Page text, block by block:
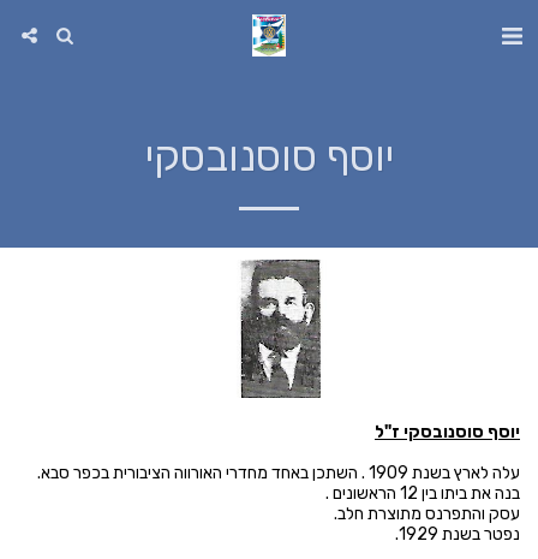
יוסף סוסנובסקי
יוסף סוסנובסקי ז"ל
עלה לארץ בשנת 1909 . השתכן באחד מחדרי האורווה הציבורית בכפר סבא.
בנה את ביתו בין 12 הראשונים .
עסק והתפרנס מתוצרת חלב.
נפטר בשנת 1929.